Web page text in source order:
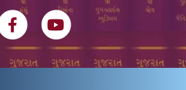
FacebookYoutube